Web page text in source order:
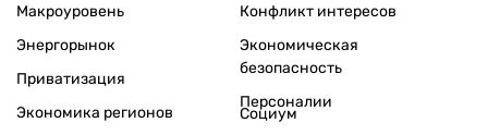
Макроуровень
Энергорынок
Приватизация
Экономика регионов
Конфликт интересов
Экономическая
безопасность
Персоналии
Социум